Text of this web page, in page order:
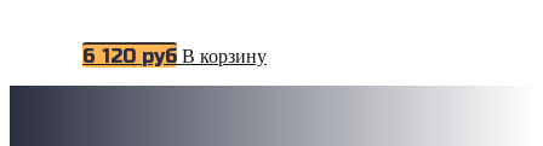
6 120 руб В корзину